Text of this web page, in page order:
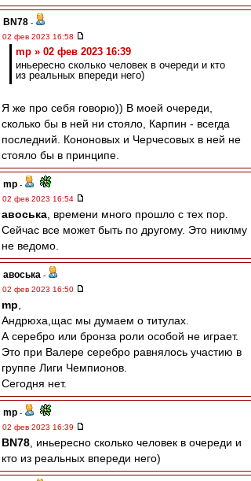
BN78 -
02 фев 2023 16:58
mp » 02 фев 2023 16:39
иньересно сколько человек в очереди и кто
из реальных впереди него)
Я же про себя говорю)) В моей очереди,
сколько бы в ней ни стояло, Карпин - всегда
последний. Кононовых и Черчесовых в ней не
стояло бы в принципе.
mp -
02 фев 2023 16:54
авоська , времени много прошло с тех пор.
Сейчас все может быть по другому. Это никлму
не ведомо.
авоська -
02 фев 2023 16:50
mp
Андрюха,щас мы думаем о титулах.
А серебро или бронза роли особой не играет.
Это при Валере серебро равнялось участию в
группе Лиги Чемпионов.
Сегодня нет.
mp -
02 фев 2023 16:39
BN78 , иньересно сколько человек в очереди и
кто из реальных впереди него)